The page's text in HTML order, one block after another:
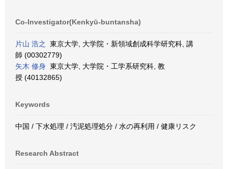
Co-Investigator(Kenkyū-buntansha)
片山 浩之
東京大学, 大学院・新領域創成科学研究科, 講
師 (00302779)
矢木 修身 東京大学, 大学院・工学系研究科, 教
授 (40132865)
Keywords
中国 / 下水処理 / 汚泥処理処分 / 水の再利用 / 健康リスク
Research Abstract